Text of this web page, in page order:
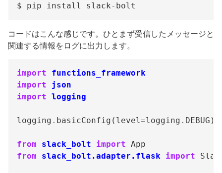
コードはこんな感じです。ひとまず受信したメッセージと
関連する情報をログに出力します。
import
functions_framework
import
json
import logging
logging . basicConfig(level=logging .
from slack_bolt import
from
slack_bolt.adapter.flask import